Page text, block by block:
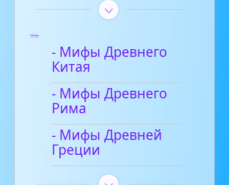
Мифы
- Мифы Древнего
Китая
- Мифы Древнего
Рима
- Мифы Древней
Греции